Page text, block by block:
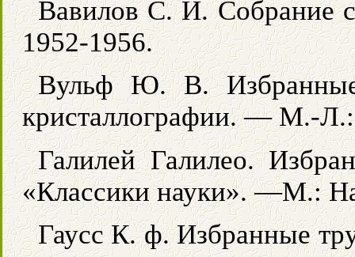
Вавилов С. И.
1952-1956.
Вульф Ю. В. Избранные
кристаллографии. — М.-
Галилей Галилео.
«Классики науки». —М.:
Гаусс К. ф. Избранные